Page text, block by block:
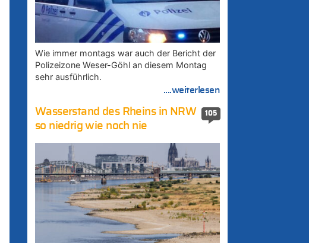
Wie immer montags war auch der Bericht der
Polizeizone Weser-Göhl an diesem Montag
sehr ausführlich.
....weiterlesen
105
Wasserstand des Rheins in NRW
so niedrig wie noch nie